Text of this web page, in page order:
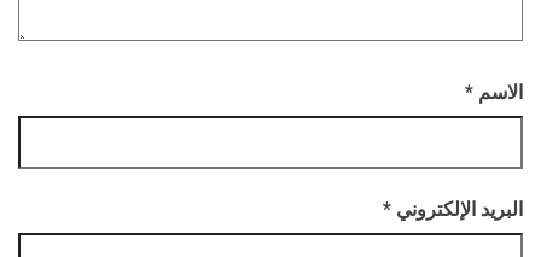
الاسم *
البريد الإلكتروني *